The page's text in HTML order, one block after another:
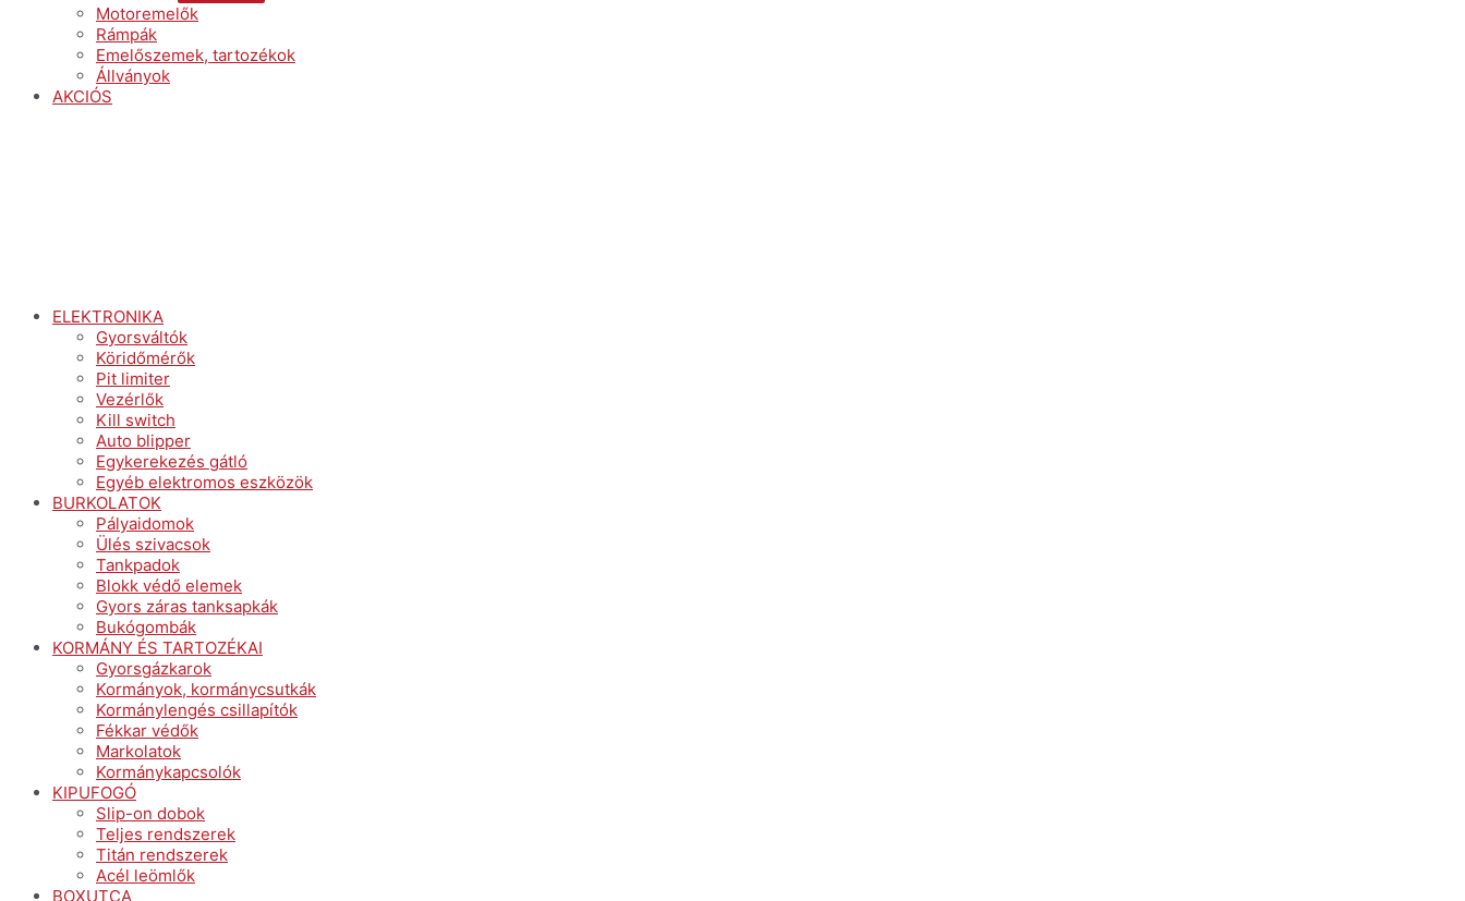
Motoremelők
Rámpák
Emelőszemek, tartozékok
Állványok
AKCIÓS
ELEKTRONIKA
Gyorsváltók
Köridőmérők
Pit limiter
Vezérlők
Kill switch
Auto blipper
Egykerekezés gátló
Egyéb elektromos eszközök
BURKOLATOK
Pályaidomok
Ülés szivacsok
Tankpadok
Blokk védő elemek
Gyors záras tanksapkák
Bukógombák
KORMÁNY ÉS TARTOZÉKAI
Gyorsgázkarok
Kormányok, kormánycsutkák
Kormánylengés csillapítók
Fékkar védők
Markolatok
Kormánykapcsolók
KIPUFOGÓ
Slip-on dobok
Teljes rendszerek
Titán rendszerek
Acél leömlők
BOXUTCA